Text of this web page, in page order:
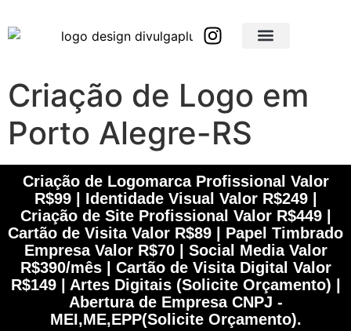
Criação de Logo em
Porto Alegre-RS
Criação de Logomarca Profissional Valor
R$99 | Identidade Visual Valor R$249 |
Criação de Site Profissional Valor R$449 |
Cartão de Visita Valor R$89 | Papel Timbrado
Empresa Valor R$70 | Social Media Valor
R$390/mês | Cartão de Visita Digital Valor
R$149 | Artes Digitais (Solicite Orçamento) |
Abertura de Empresa CNPJ -
MEI,ME,EPP(Solicite Orçamento).